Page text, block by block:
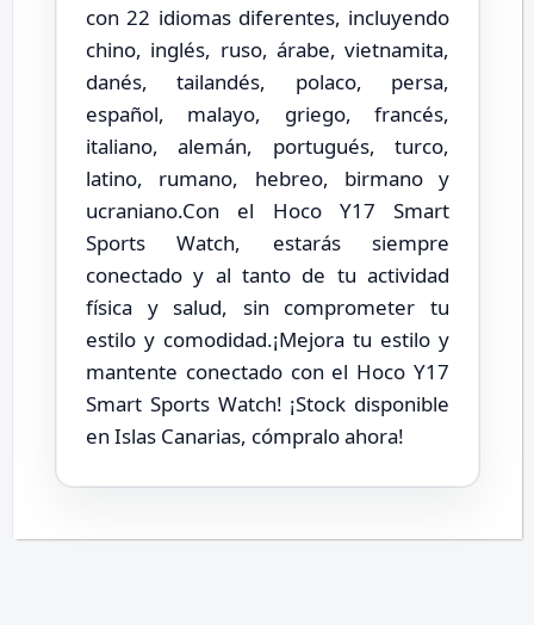
con 22 idiomas diferentes, incluyendo
chino, inglés, ruso, árabe, vietnamita,
danés, tailandés, polaco, persa,
español, malayo, griego, francés,
italiano, alemán, portugués, turco,
latino, rumano, hebreo, birmano y
ucraniano.Con el Hoco Y17 Smart
Sports Watch, estarás siempre
conectado y al tanto de tu actividad
física y salud, sin comprometer tu
estilo y comodidad.¡Mejora tu estilo y
mantente conectado con el Hoco Y17
Smart Sports Watch! ¡Stock disponible
en Islas Canarias, cómpralo ahora!